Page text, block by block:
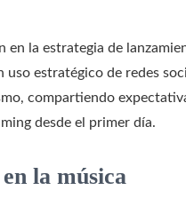
en la estrategia de
estratégico de redes
compartiendo
desde el primer día.
la música